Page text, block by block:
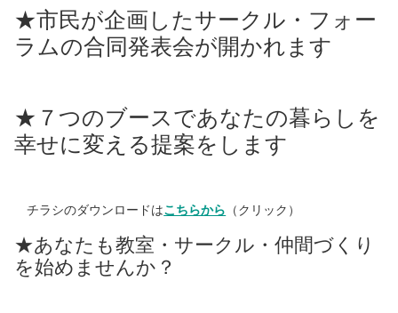
★市民が企画したサークル・フォー
ラムの合同発表会が開かれます
★７つのブースであなたの暮らしを
幸せに変える提案をします
チラシのダウンロードはこちらから （クリック）
★あなたも教室・サークル・仲間づくり
を始めませんか？